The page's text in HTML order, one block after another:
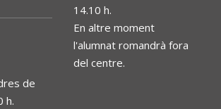
de
h.
14.10 h.
En altre moment
l'alumnat romandrà fora
del centre.